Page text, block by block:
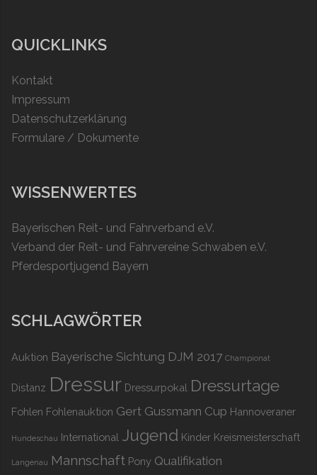
QUICKLINKS
Kontakt
Impressum
Datenschutzerklärung
Formulare / Dokumente
WISSENWERTES
Bayerischen Reit- und Fahrverband e.V.
Verband der Reit- und Fahrvereine Schwaben e.V.
Pferdesportjugend Bayern
SCHLAGWÖRTER
Auktion Bayerische Sichtung DJM 2017 Championat
Distanz Dressur Dressurpokal Dressurtage
Fohlen Fohlenauktion Gert Gussmann Cup Hannoveraner
Hundeschau International Jugend Kinder Kreismeisterschaft
Langenau Mannschaft Pony Qualifikation